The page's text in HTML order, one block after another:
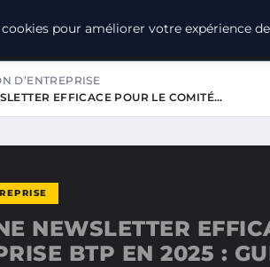
D’ENTREPRISE
EFFICACE POUR LE COMITÉ…
NEWSLETTER
BTP EN 2025 :
pour améliorer votre expérience